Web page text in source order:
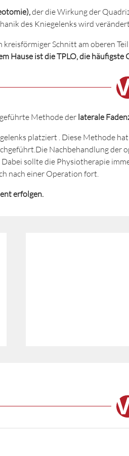
der die Wirkung der
des Kniegelenks wird
kreisförmiger Schnitt am oberen
Hause ist die TPLO, die
Methode der laterale
platziert . Diese Methode
Nachbehandlung
sollte die Physiotherapie
nach einer Operation fort.
erfolgen.